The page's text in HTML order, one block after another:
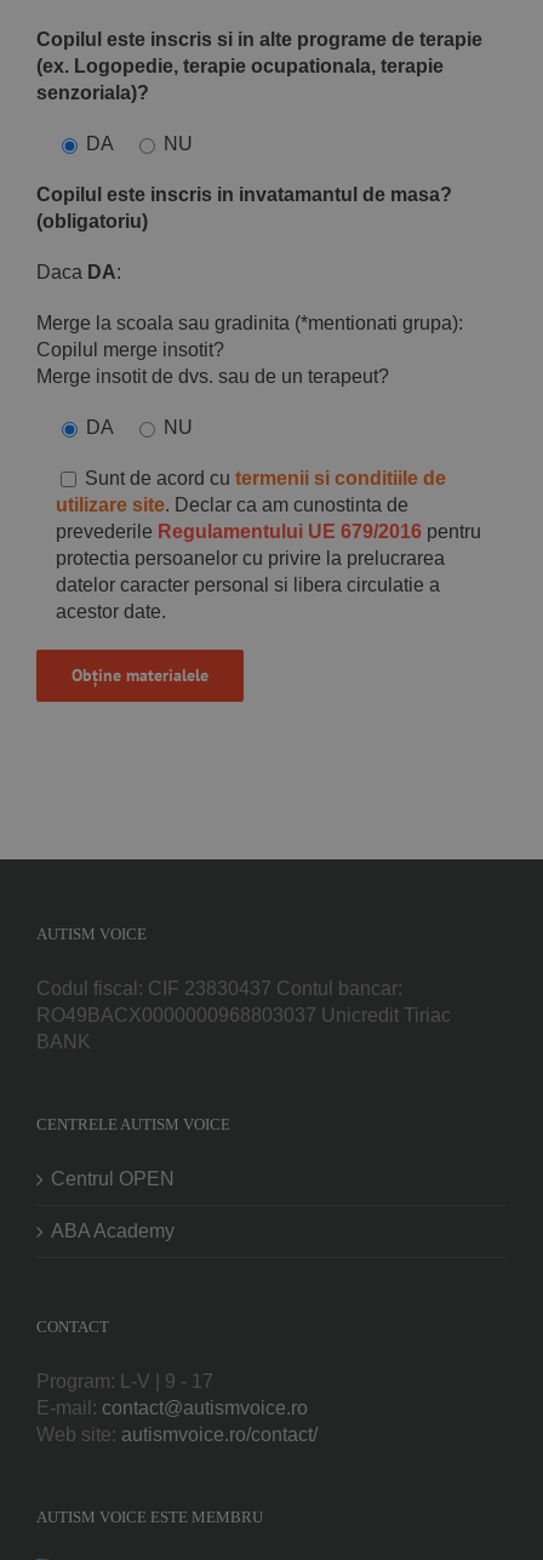
Copilul este inscris si in alte programe de terapie
(ex. Logopedie, terapie ocupationala, terapie
senzoriala)?
DA NU
Copilul este inscris in invatamantul de masa?
(obligatoriu)
Daca DA:
Merge la scoala sau gradinita (*mentionati grupa):
Copilul merge insotit?
Merge insotit de dvs. sau de un terapeut?
DA NU
Sunt de acord cu termenii si conditiile de
utilizare site. Declar ca am cunostinta de
prevederile Regulamentului UE 679/2016pentru
protectia persoanelor cu privire la prelucrarea
datelor caracter personal si libera circulatie a
acestor date.
AUTISM VOICE
Codul fiscal: CIF 23830437 Contul bancar:
RO49BACX0000000968803037 Unicredit Tiriac
BANK
CENTRELE AUTISM VOICE
Centrul OPEN
ABA Academy
CONTACT
Program: L-V | 9 - 17
E-mail: contact@autismvoice.ro
Web site: autismvoice.ro/contact/
AUTISM VOICE ESTE MEMBRU